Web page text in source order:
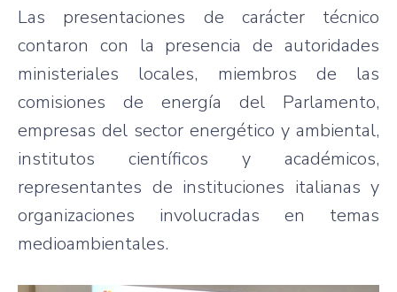
Las presentaciones de carácter técnico
contaron con la presencia de autoridades
ministeriales locales, miembros de las
comisiones de energía del Parlamento,
empresas del sector energético y ambiental,
institutos científicos y académicos,
representantes de instituciones italianas y
organizaciones involucradas en temas
medioambientales.